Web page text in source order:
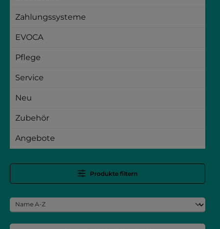
Zahlungssysteme
EVOCA
Pflege
Service
Neu
Zubehör
Angebote
Produkte filtern